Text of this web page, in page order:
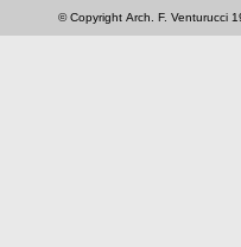
© Copyright Arch. F. Venturucci